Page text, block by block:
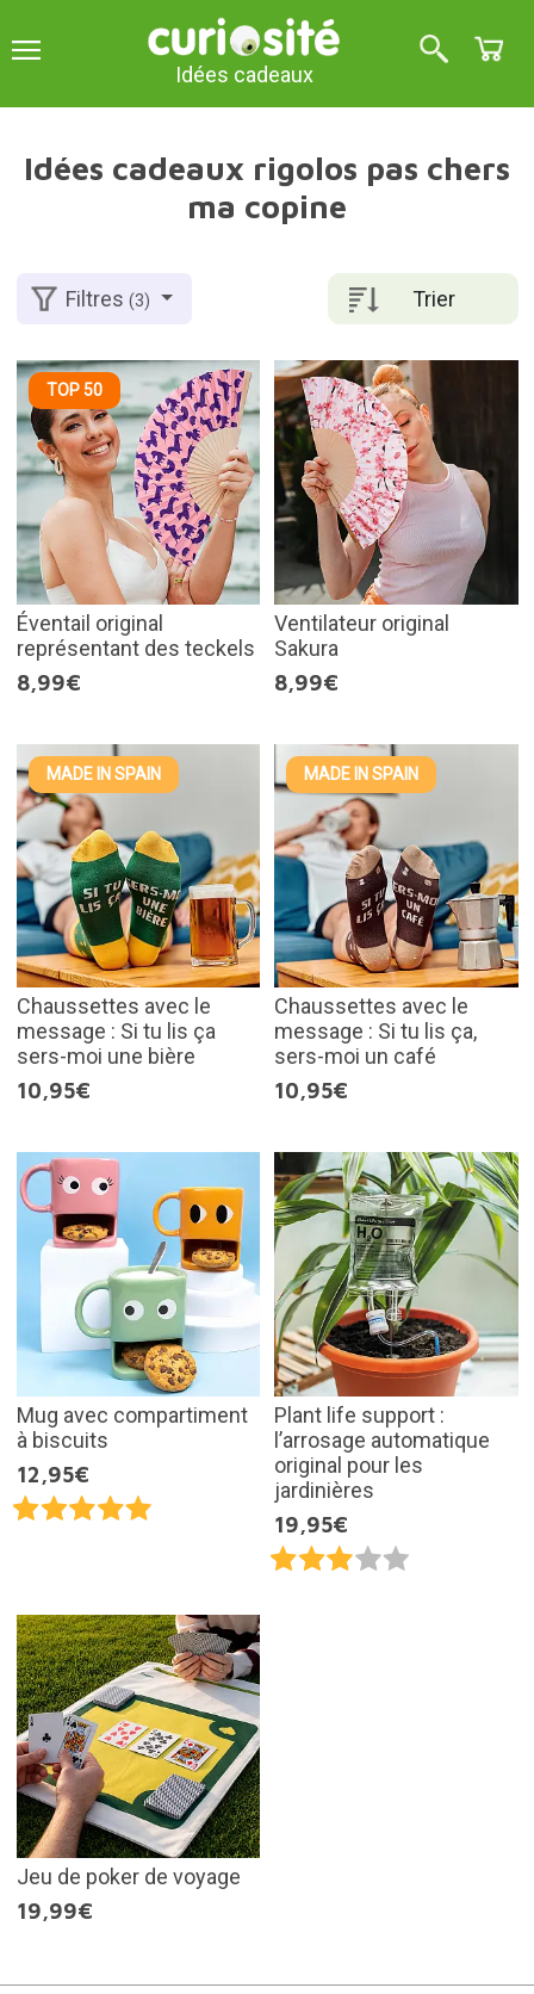
Idées cadeaux
Idées cadeaux rigolos pas chers
ma copine
Trier
Filtres(3)
TOP 50
Éventail original
représentant des teckels
8,99€
Ventilateur original
Sakura
8,99€
MADE IN SPAIN
Chaussettes avec le
message : Si tu lis ça
sers-moi une bière
10,95€
MADE IN SPAIN
Chaussettes avec le
message : Si tu lis ça,
sers-moi un café
10,95€
Mug avec compartiment
à biscuits
12,95€
Plant life support :
l’arrosage automatique
original pour les
jardinières
19,95€
Jeu de poker de voyage
19,99€